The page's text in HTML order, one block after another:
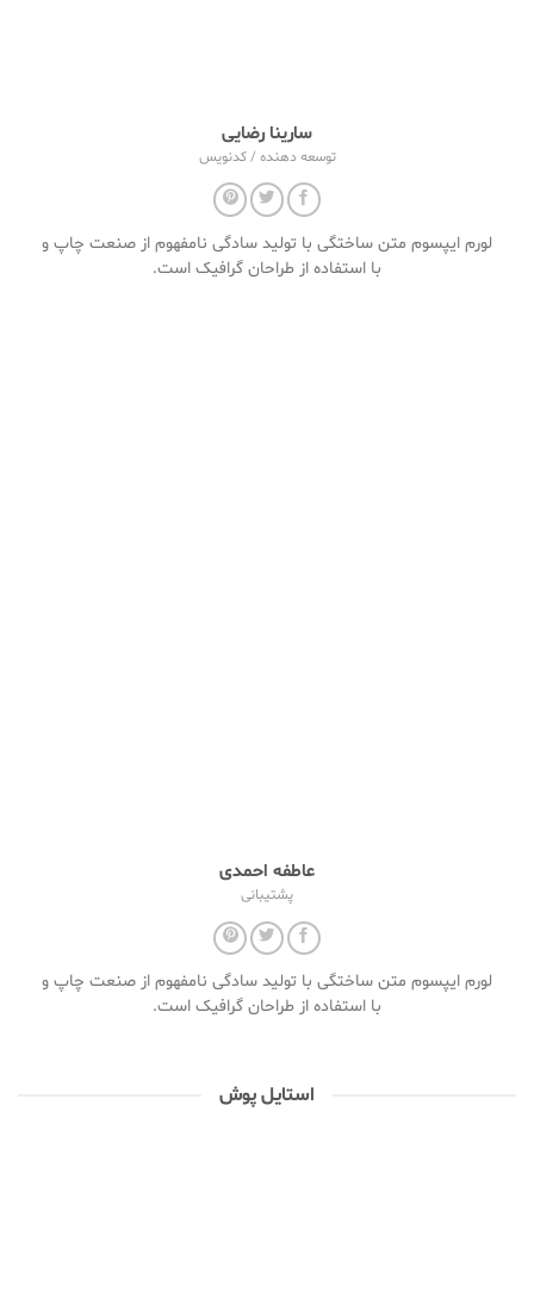
سارینا رضایی
توسعه دهنده / کدنویس
لورم ایپسوم متن ساختگی با تولید سادگی نامفهوم از صنعت چاپ و
با استفاده از طراحان گرافیک است.
عاطفه احمدی
پشتیبانی
لورم ایپسوم متن ساختگی با تولید سادگی نامفهوم از صنعت چاپ و
با استفاده از طراحان گرافیک است.
استایل پوش